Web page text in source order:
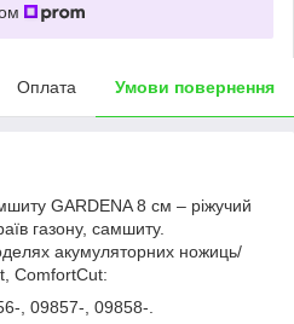
Оплата Умови повернення
GARDENA 8 см – ріжучий
газону, самшиту.
акумуляторних ножиць/
ComfortCut:
, 09857-, 09858-.